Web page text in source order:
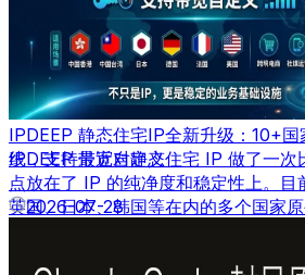
IPDEEP 静态住宅IP全新升级：10+
线，支持带宽自定义
IPDEEP 最近对静态住宅 IP 做了一次
点放在了 IP 的纯净度和稳定性上。目
英国、日本、韩国等在内的多个国家
2026-07-28